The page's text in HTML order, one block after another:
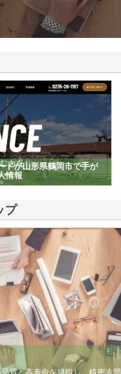
ドが山形県鶴岡市で手が
情報
プ
質と高寿命を目指し、精密冷